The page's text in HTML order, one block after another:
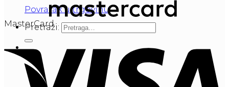
Povratak u trgovinu
Pretraži:
MasterCard